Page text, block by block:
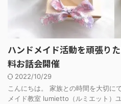
ハンドメイド活動を頑張り
料お話会開催
2022/10/29
こんにちは。 家族との時間を大切に
メイド教室 lumietto（ルミエット）